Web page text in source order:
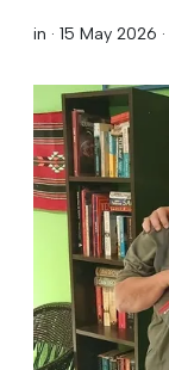
in · 15 May 2026 ·